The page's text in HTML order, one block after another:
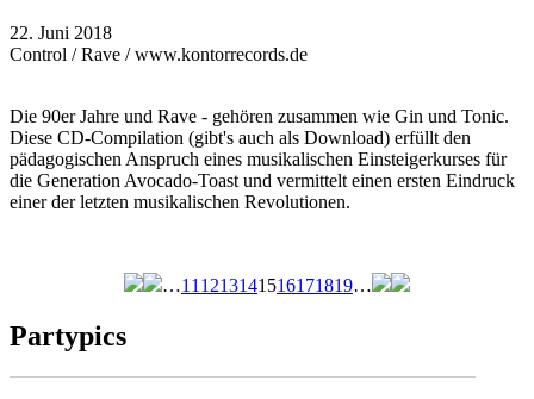
22. Juni 2018
Control / Rave / www.kontorrecords.de
Die 90er Jahre und Rave - gehören zusammen wie Gin und Tonic.
Diese CD-Compilation (gibt's auch als Download) erfüllt den
pädagogischen Anspruch eines musikalischen Einsteigerkurses für
die Generation Avocado-Toast und vermittelt einen ersten Eindruck
einer der letzten musikalischen Revolutionen.
…11 1213141516171819…
Partypics